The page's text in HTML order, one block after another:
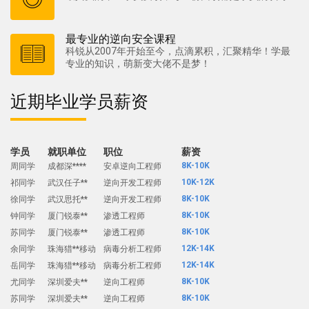
最专业的逆向安全课程
科锐从2007年开始至今，点滴累积，汇聚精华！学最
专业的知识，萌新变大佬不是梦！
近期毕业学员薪资
学员 就职单位 职位 薪资
牛同学 北京36**** 病毒分析工程师
12K-14K
北京36**** 病毒分析工程师
14K-16K
杨同学
杭州弘**** 逆向开发工程师
黎同学
深圳安****
周同学
成都深**** 安卓逆向工程师
8K-10K
祁同学
武汉任子** 逆向开发工程师
10K-12K
徐同学
武汉思托** 逆向开发工程师
8K-10K
钟同学
厦门锐泰** 渗透工程师
8K-10K
苏同学
厦门锐泰** 渗透工程师
8K-10K
余同学
珠海猎**移动 病毒分析工程师
12K-14K
岳同学
珠海猎**移动 病毒分析工程师
12K-14K
尤同学
深圳爱夫** 逆向工程师
8K-10K
苏同学
深圳爱夫** 逆向工程师
8K-10K
严同学
烽火****旭 逆向工程师 8K-10K